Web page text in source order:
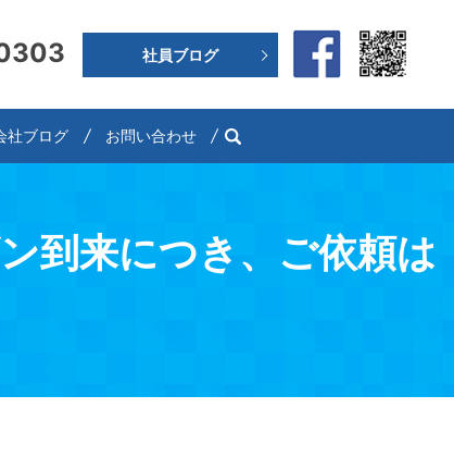
社ブログ
社員ブログ
お問い合わせ search
到来につき、ご依頼は